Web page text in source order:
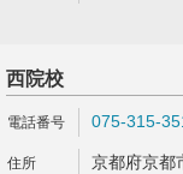
西院校
075-315-
京都府京都